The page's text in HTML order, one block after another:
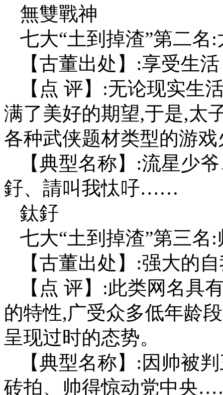
無雙戰神
七大“土到掉渣”第二名
【古董出处】:享受生活
【点 评】:无论现实生
满了美好的期望,于是,太
各种武侠题材类型的游
【典型名称】:流星少
釨、請叫我忲吇……
鈦釨
七大“土到掉渣”第三名
【古董出处】:强大的
【点 评】:此类网名具
的特性,广受众多低年龄
呈现过时的态势。
【典型名称】:因帅被
砖拍、帅得惊动党中央